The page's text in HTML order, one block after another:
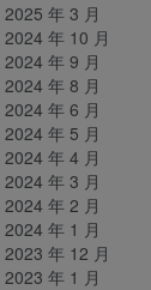
2025 年 3 月
2024 年 10 月
2024 年 9 月
2024 年 8 月
2024 年 6 月
2024 年 5 月
2024 年 4 月
2024 年 3 月
2024 年 2 月
2024 年 1 月
2023 年 12 月
2023 年 1 月